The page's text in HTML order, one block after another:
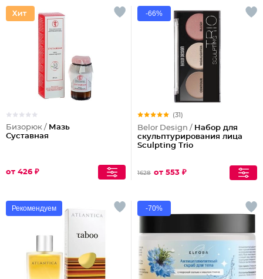
Бизорюк / Мазь
Суставная
от 426 ₽
-66%
(31)
Belor Design / Набор для
скульптурирования лица
Sculpting Triо
1628 от 553 ₽
Рекомендуем -70%